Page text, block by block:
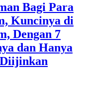
Bagi Para
Kuncinya di
Dengan 7
dan Hanya